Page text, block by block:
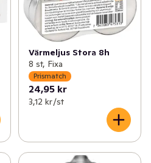
Värmeljus Stora 8h
8 st, Fixa
Prismatch
24,95 kr
3,12 kr /st